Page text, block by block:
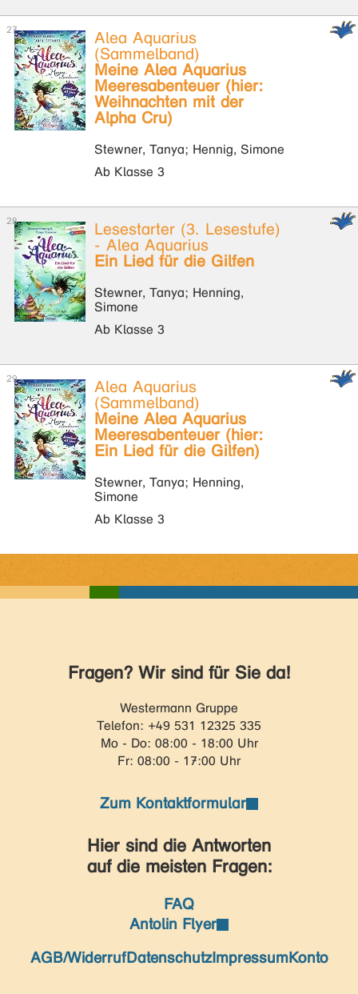
Alea Aquarius
(Sammelband)
Meine Alea Aquarius
Meeresabenteuer (hier:
Weihnachten mit der
Alpha Cru)
Stewner, Tanya; Hennig, Simone
Ab Klasse 3
Lesestarter (3. Lesestufe)
- Alea Aquarius
Ein Lied für die Gilfen
Stewner, Tanya; Henning,
Simone
Ab Klasse 3
Alea Aquarius
(Sammelband)
Meine Alea Aquarius
Meeresabenteuer (hier:
Ein Lied für die Gilfen)
Stewner, Tanya; Henning,
Simone
Ab Klasse 3